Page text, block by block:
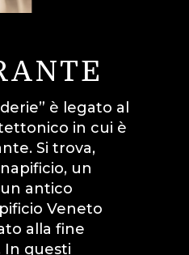
è legato al
in cui è
Si trova,
un
antico
Veneto
alla fine
In questi